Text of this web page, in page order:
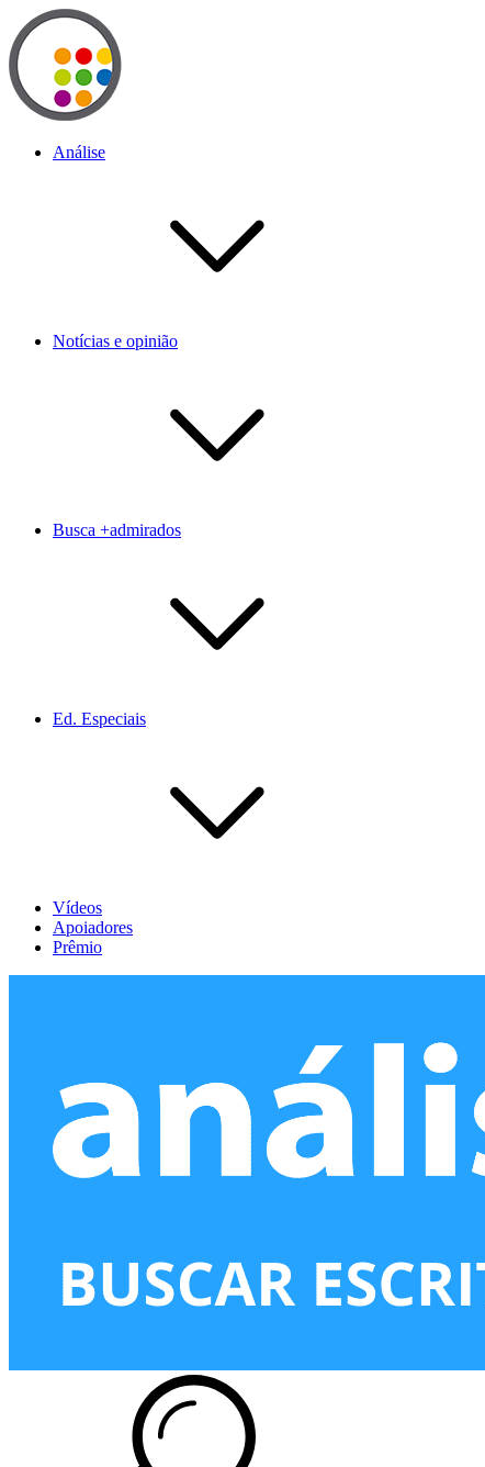
Análise
Notícias e opinião
Busca +admirados
Ed. Especiais
Vídeos
Apoiadores
Prêmio